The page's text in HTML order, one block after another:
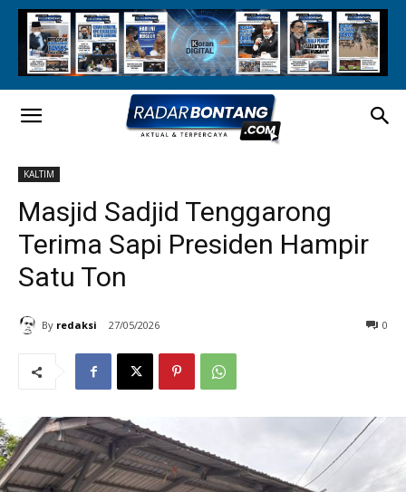
KALTIM
Masjid Sadjid Tenggarong
Terima Sapi Presiden Hampir
Satu Ton
By redaksi 27/05/2026 0